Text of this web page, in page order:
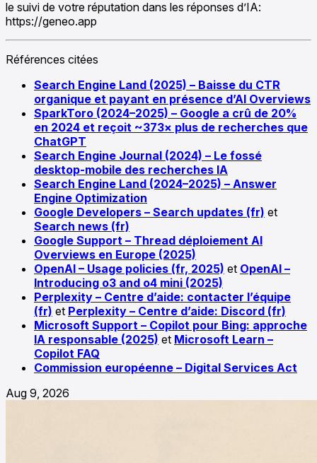
le suivi de votre réputation dans les réponses d’IA:
https://geneo.app
Références citées
Search Engine Land (2025) – Baisse du CTR
organique et payant en présence d’AI Overviews
SparkToro (2024–2025) – Google a crû de 20%
en 2024 et reçoit ~373× plus de recherches que
ChatGPT
Search Engine Journal (2024) – Le fossé
desktop-mobile des recherches IA
Search Engine Land (2024–2025) – Answer
Engine Optimization
Google Developers – Search updates (fr) et
Search news (fr)
Google Support – Thread déploiement AI
Overviews en Europe (2025)
OpenAI – Usage policies (fr, 2025) et OpenAI –
Introducing o3 and o4 mini (2025)
Perplexity – Centre d’aide: contacter l’équipe
(fr) et Perplexity – Centre d’aide: Discord (fr)
Microsoft Support – Copilot pour Bing: approche
IA responsable (2025) et Microsoft Learn –
Copilot FAQ
Commission européenne – Digital Services Act
Aug 9, 2026